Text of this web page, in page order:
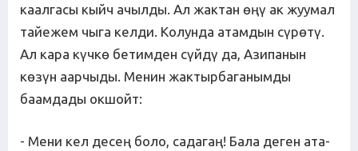
каалгасы кыйч ачылды. Ал жактан өңү ак жуумал
тайежем чыга келди. Колунда атамдын сүрөтү.
Ал кара күчкө бетимден сүйдү да, Азипанын
көзүн аарчыды. Менин жактырбаганымды
баамдады окшойт:
- Мени кел десең боло, садагаң! Бала деген ата-